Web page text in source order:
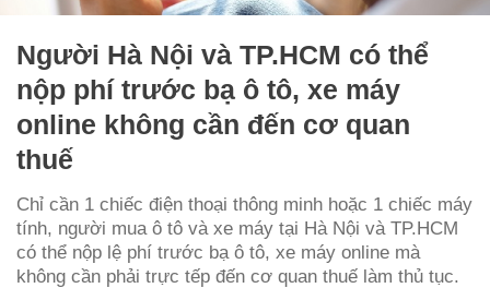
Người Hà Nội và TP.HCM có thể
nộp phí trước bạ ô tô, xe máy
online không cần đến cơ quan
thuế
Chỉ cần 1 chiếc điện thoại thông minh hoặc 1 chiếc máy
tính, người mua ô tô và xe máy tại Hà Nội và TP.HCM
có thể nộp lệ phí trước bạ ô tô, xe máy online mà
không cần phải trực tếp đến cơ quan thuế làm thủ tục.